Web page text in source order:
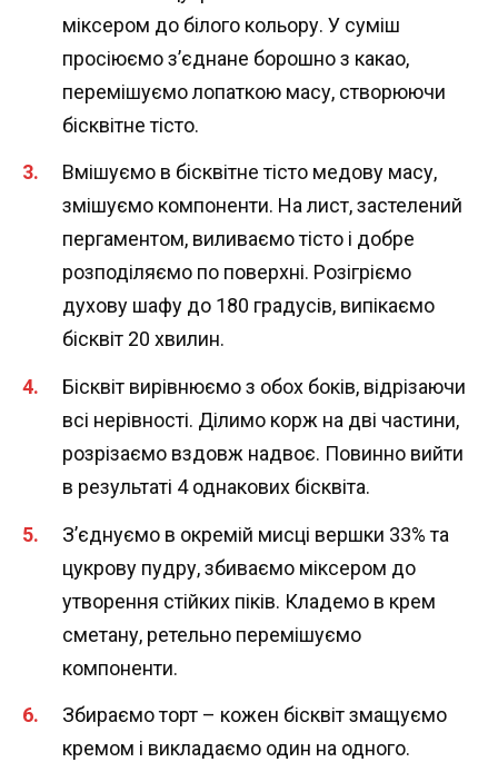
міксером до білого кольору. У суміш
просіюємо з’єднане борошно з какао,
перемішуємо лопаткою масу, створюючи
бісквітне тісто.
Вмішуємо в бісквітне тісто медову масу,
змішуємо компоненти. На лист, застелений
пергаментом, виливаємо тісто і добре
розподіляємо по поверхні. Розігріємо
духову шафу до 180 градусів, випікаємо
бісквіт 20 хвилин.
Бісквіт вирівнюємо з обох боків, відрізаючи
всі нерівності. Ділимо корж на дві частини,
розрізаємо вздовж надвоє. Повинно вийти
в результаті 4 однакових бісквіта.
З’єднуємо в окремій мисці вершки 33% та
цукрову пудру, збиваємо міксером до
утворення стійких піків. Кладемо в крем
сметану, ретельно перемішуємо
компоненти.
Збираємо торт – кожен бісквіт змащуємо
кремом і викладаємо один на одного.